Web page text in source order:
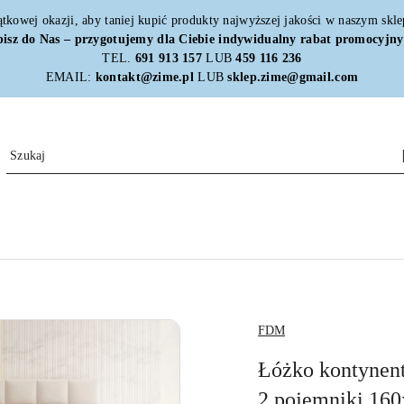
okazji, aby taniej kupić produkty najwyższej jakości w naszym
do Nas – przygotujemy dla Ciebie indywidualny rabat
TEL. 691 913 157LUB459 116 236
EMAIL: kontakt@zime.pl LUBsklep.zime@gmail.com
NAZWA
PRODUCENTA:
FDM
Łóżko